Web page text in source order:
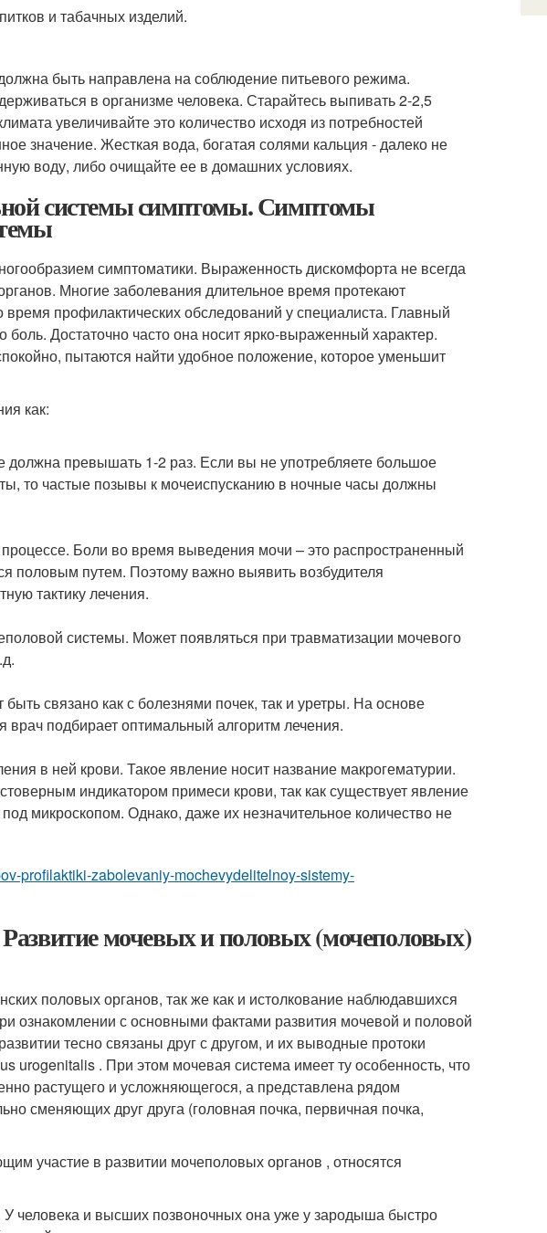
и табачных изделий.
быть направлена на соблюдение питьевого режима.
в организме человека. Старайтесь выпивать 2-2,5
увеличивайте это количество исходя из потребностей
значение. Жесткая вода, богатая солями кальция - далеко не
воду, либо очищайте ее в домашних условиях.
системы симптомы. Симптомы
симптоматики. Выраженность дискомфорта не всегда
Многие заболевания длительное время протекают
профилактических обследований у специалиста. Главный
Достаточно часто она носит ярко-выраженный характер.
пытаются найти удобное положение, которое уменьшит
как:
должна превышать 1-2 раз. Если вы не употребляете большое
то частые позывы к мочеиспусканию в ночные часы должны
процессе. Боли во время выведения мочи – это распространенный
половым путем. Поэтому важно выявить возбудителя
тактику лечения.
системы. Может появляться при травматизации мочевого
связано как с болезнями почек, так и уретры. На основе
подбирает оптимальный алгоритм лечения.
в ней крови. Такое явление носит название макрогематурии.
индикатором примеси крови, так как существует явление
микроскопом. Однако, даже их незначительное количество не
profilaktiki-zabolevaniy-mochevydelitelnoy-sistemy-
мочевых и половых (мочеполовых)
половых органов, так же как и истолкование наблюдавшихся
ознакомлении с основными фактами развития мочевой и половой
тесно связаны друг с другом, и их выводные протоки
urogenitalis . При этом мочевая система имеет ту особенность, что
растущего и усложняющегося, а представлена рядом
сменяющих друг друга (головная почка, первичная почка,
участие в развитии мочеполовых органов , относятся
У человека и высших позвоночных она уже у зародыша быстро